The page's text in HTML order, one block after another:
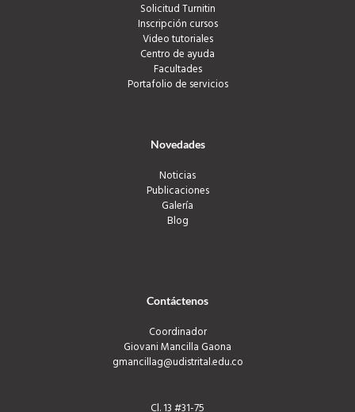
Solicitud Turnitin
Inscripción cursos
Video tutoriales
Centro de ayuda
Facultades
Portafolio de servicios
Novedades
Noticias
Publicaciones
Galería
Blog
Contáctenos
Coordinador
Giovani Mancilla Gaona
gmancillag@udistrital.edu.co
Cl. 13 #31-75